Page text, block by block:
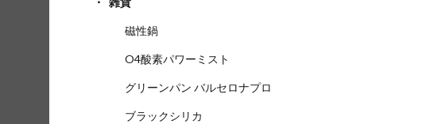
磁性鍋
O4酸素パワーミスト
グリーンパン バルセロナプロ
ブラックシリカ